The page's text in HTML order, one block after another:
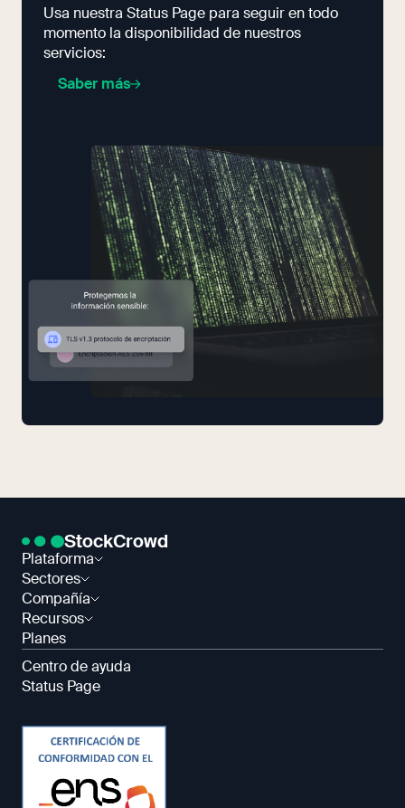
Usa nuestra Status Page para seguir en todo
momento la disponibilidad de nuestros
servicios:
Saber más
StockCrowd
Plataforma
Sectores
Compañía
Recursos
Planes
Centro de ayuda
Status Page